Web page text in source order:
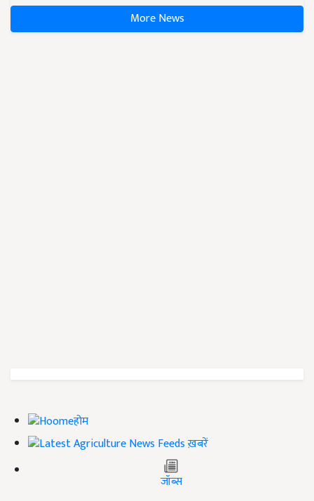
More News
होम
ख़बरें
जॉब्स